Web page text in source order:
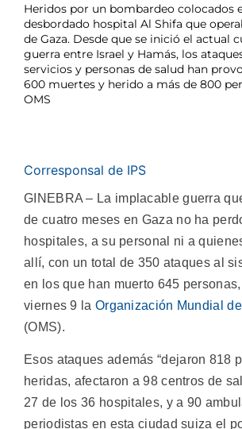
Heridos por un bombardeo colocados
desbordado hospital Al Shifa que
de Gaza. Desde que se inició el actual
guerra entre Israel y Hamás, los
servicios y personas de salud han
600 muertes y herido a más de 800
OMS
Corresponsal de IPS
GINEBRA – La implacable guerra
de cuatro meses en Gaza no ha
hospitales, a su personal ni a
allí, con un total de 350 ataques al
en los que han muerto 645
viernes 9 la Organización Mundial
(OMS).
Esos ataques además “dejaron 818
heridas, afectaron a 98 centros de
27 de los 36 hospitales, y a 90
periodistas en esta ciudad suiza el